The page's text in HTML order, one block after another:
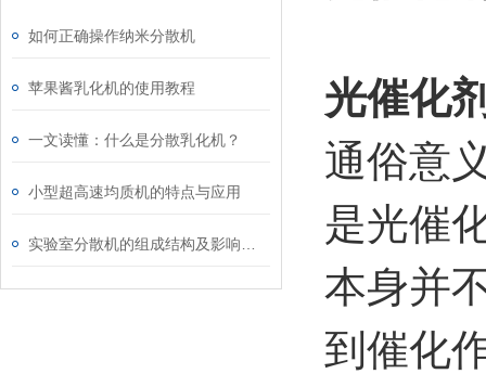
如何正确操作纳米分散机
苹果酱乳化机的使用教程
一文读懂：什么是分散乳化机？
小型超高速均质机的特点与应用
光催化
通俗意
是光催
本身并
到催化